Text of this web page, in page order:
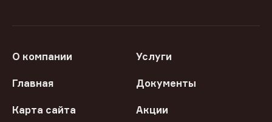
О компании Услуги
Главная Документы
Карта сайта Акции